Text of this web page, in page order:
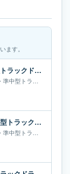
ます。
トナミ運輸中国株式会社の中型・準中型トラックドライバー求人｜広島県広島市｜月給36万-64万円
トラックドライバー
株式会社ロジックナンカイの中型・準中型トラックドライバー求人｜大阪府堺市｜月給66万円
トラックドライバー